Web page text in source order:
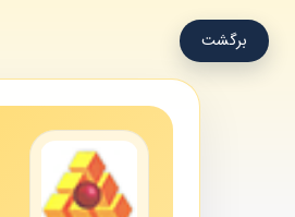
برگشت